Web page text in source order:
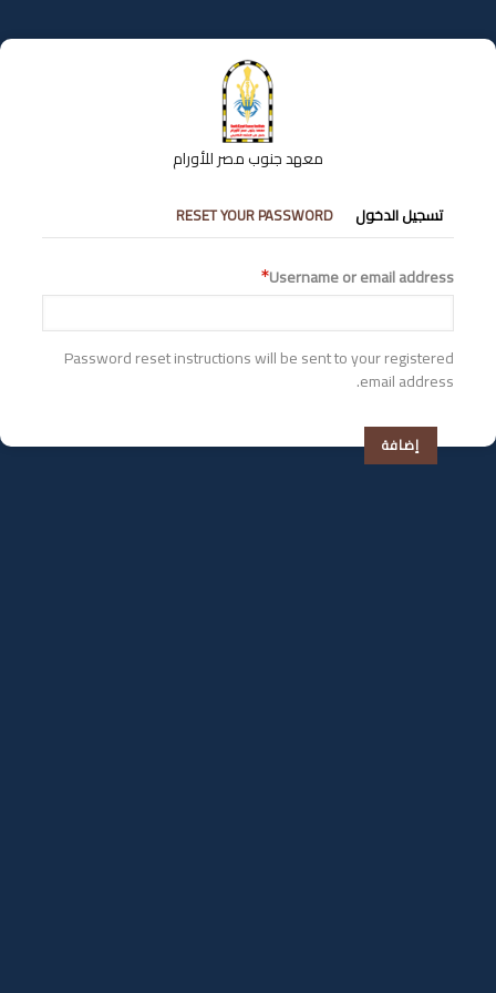
إلى
المحتوى
معهد جنوب مصر للأورام
التبويبات
الأساسية
تسجيل الدخول RESET YOUR PASSWORD
Username or email address
Password reset instructions will be sent to your registered
email address.